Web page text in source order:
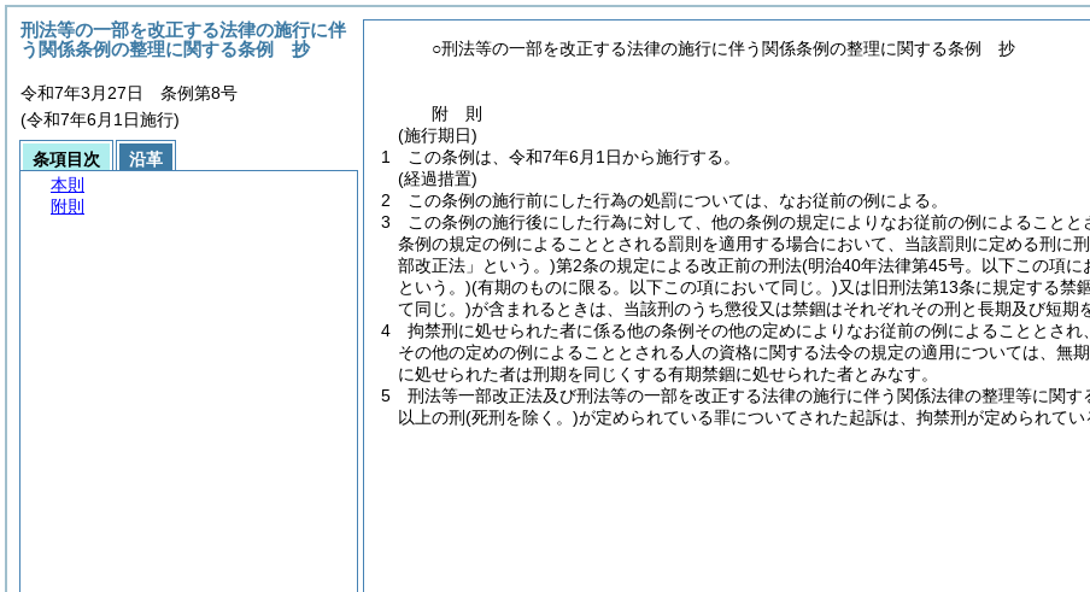
○刑法等の一部を改正する法律の施行に伴う関係条例の整理に関する条例 抄
附 則
(施行期日)
1
この条例は、令和7年6月1日から施行する。
(経過措置)
2
この条例の施行前にした行為の処罰については、なお従前の例による。
3
この条例の施行後にした行為に対して、他の条例の規定によりなお従前の例によること
条例の規定の例によることとされる罰則を適用する場合において、当該罰則に定める刑に
部改正法」という。)第2条の規定による改正前の刑法(明治40年法律第45号。以下この項に
という。)(有期のものに限る。以下この項において同じ。)又は旧刑法第13条に規定する禁
て同じ。)が含まれるときは、当該刑のうち懲役又は禁錮はそれぞれその刑と長期及び短期
4
拘禁刑に処せられた者に係る他の条例その他の定めによりなお従前の例によることとさ
その他の定めの例によることとされる人の資格に関する法令の規定の適用については、無
に処せられた者は刑期を同じくする有期禁錮に処せられた者とみなす。
5
刑法等一部改正法及び刑法等の一部を改正する法律の施行に伴う関係法律の整理等に関す
以上の刑(死刑を除く。)が定められている罪についてされた起訴は、拘禁刑が定められてい
刑法等の一部を改正する法律の施行に伴
う関係条例の整理に関する条例 抄
令和7年3月27日 条例第8号
(令和7年6月1日施行)
条項目次
沿革
本則
附則